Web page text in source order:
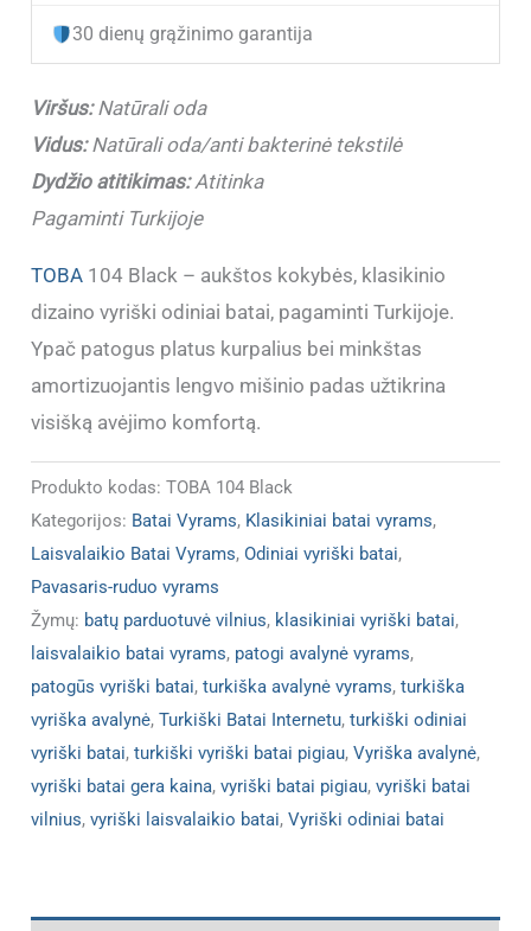
104
30 dienų grąžinimo garantija
Viršus:Natūrali oda
Vidus:Natūrali oda/anti bakterinė tekstilė
Dydžio atitikimas:Atitinka
Pagaminti Turkijoje
TOBA 104 Black – aukštos kokybės, klasikinio
dizaino vyriški odiniai batai, pagaminti Turkijoje.
Ypač patogus platus kurpalius bei minkštas
amortizuojantis lengvo mišinio padas užtikrina
visišką avėjimo komfortą.
Produkto kodas:TOBA 104 Black
Kategorijos: Batai Vyrams, Klasikiniai batai vyrams,
Laisvalaikio Batai Vyrams,Odiniai vyriški batai,
Pavasaris-ruduo vyrams
Žymų: batų parduotuvė vilnius, klasikiniai vyriški batai,
laisvalaikio batai vyrams, patogi avalynė vyrams,
patogūs vyriški batai,turkiška avalynė vyrams,turkiška
vyriška avalynė,Turkiški Batai Internetu,turkiški odiniai
vyriški batai,turkiški vyriški batai pigiau,Vyriška avalynė,
vyriški batai gera kaina,vyriški batai pigiau,vyriški batai
vilnius,vyriški laisvalaikio batai,Vyriški odiniai batai